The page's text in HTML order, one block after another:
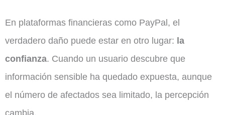
En plataformas financieras como PayPal, el
verdadero daño puede estar en otro lugar: la
confianza. Cuando un usuario descubre que
información sensible ha quedado expuesta, aunque
el número de afectados sea limitado, la percepción
cambia.